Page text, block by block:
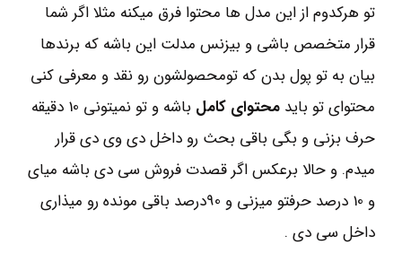
تو هرکدوم از این مدل ها محتوا فرق میکنه مثلا اگر شما
قرار متخصص باشی و بیزنس مدلت این باشه که برندها
بیان به تو پول بدن که تومحصولشون رو نقد و معرفی کنی
محتوای تو باید محتوای کامل
باشه و تو نمیتونی 10 دقیقه
حرف بزنی و بگی باقی بحث رو داخل دی وی دی قرار
میدم. و حالا برعکس اگر قصدت فروش سی دی باشه میای
و 10 درصد حرفتو میزنی و 90درصد باقی مونده رو میذاری
داخل سی دی .